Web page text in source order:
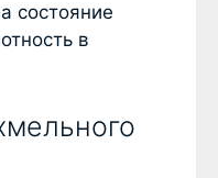
состояние
в